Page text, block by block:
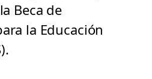
Beca de
la Educación